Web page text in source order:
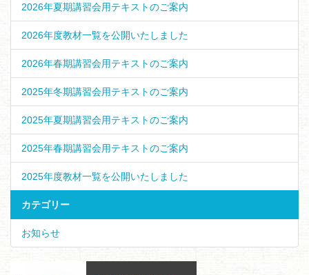
2026年夏期講習会用テキストのご案内
2026年度教材一覧を公開いたしました
2026年春期講習会用テキストのご案内
2025年冬期講習会用テキストのご案内
2025年夏期講習会用テキストのご案内
2025年春期講習会用テキストのご案内
2025年度教材一覧を公開いたしました
カテゴリー
お知らせ